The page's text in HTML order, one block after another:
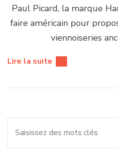
Paul Picard, la marque
faire américain pour
viennoiseries
Lire la suite